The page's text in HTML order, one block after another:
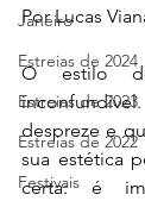
Janeiro
Estreias de 2024
Estreias de 2023
Estreias de 2022
Festivais
Por Lucas
O estilo
despreze e
sua estética
certa: é